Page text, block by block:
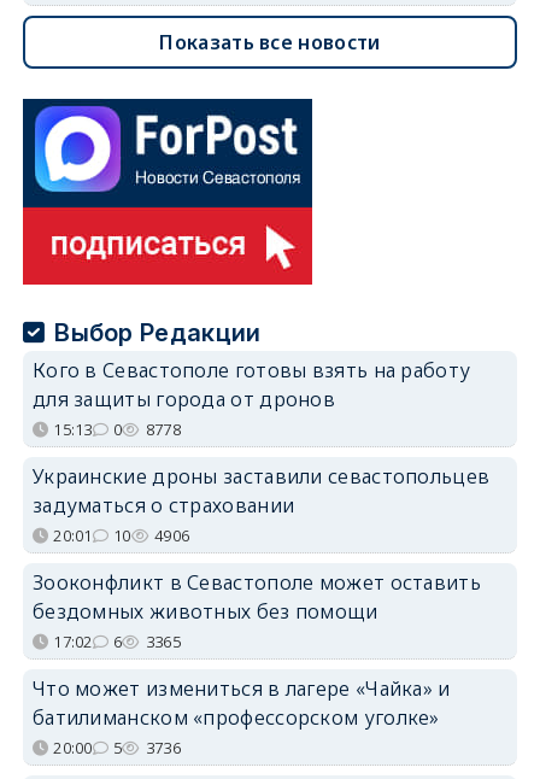
Показать все новости
Выбор Редакции
Кого в Севастополе готовы взять на работу
для защиты города от дронов
15:13 0 8778
Украинские дроны заставили севастопольцев
задуматься о страховании
20:01 10 4906
Зооконфликт в Севастополе может оставить
бездомных животных без помощи
17:02 6 3365
Что может измениться в лагере «Чайка» и
батилиманском «профессорском уголке»
20:00 5 3736